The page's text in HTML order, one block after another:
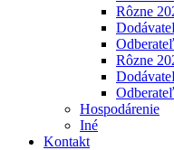
Rôzne
Rôzne
Hospodárenie
Iné
Kontakt